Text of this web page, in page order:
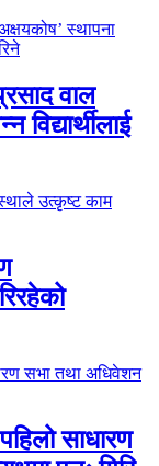
वाल
विद्यार्थीलाई
साधारण